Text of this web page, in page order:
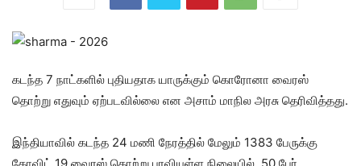
கடந்த 7 நாட்களில் புதியதாக யாருக்கும் கொரோனா வைரஸ்
தொற்று எதுவும் ஏற்படவில்லை என அசாம் மாநில அரசு தெரிவித்தது.
இந்தியாவில் கடந்த 24 மணி நேரத்தில் மேலும் 1383 பேருக்கு